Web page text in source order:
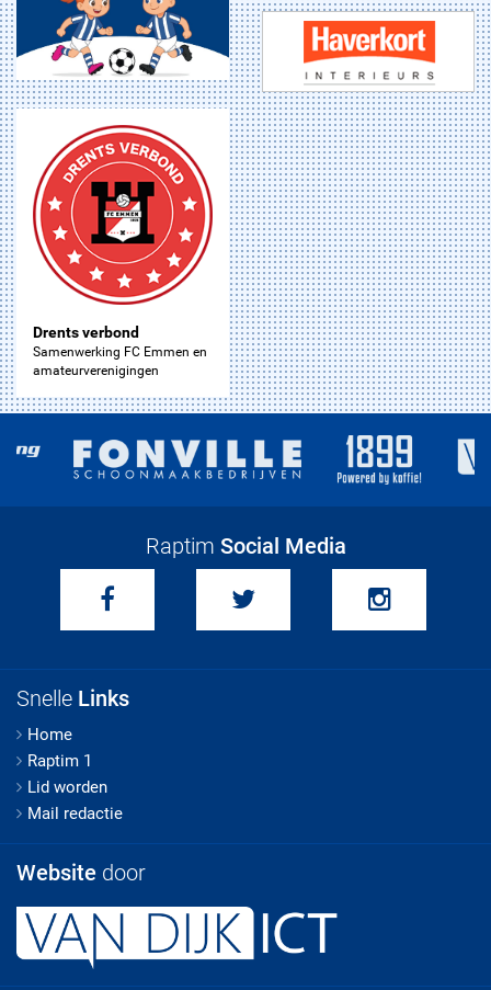
Drents verbond
Samenwerking FC Emmen en
amateurverenigingen
Raptim Social Media
Snelle Links
Home
Raptim 1
Lid worden
Mail redactie
Website door